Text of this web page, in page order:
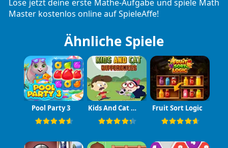
Löse jetzt deine erste Mathe-Aufgabe und spiele Math
Master kostenlos online auf SpieleAffe!
Ähnliche Spiele
Pool Party 3 Kids And Cat Differences Fruit Sort Logic